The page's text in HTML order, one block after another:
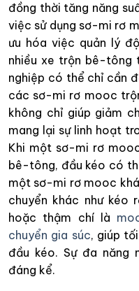
đồng thời tăng năng
việc sử dụng sơ-mi rơ
ưu hóa việc quản lý
nhiều xe trộn bê-tông
nghiệp có thể chỉ cần
các sơ-mi rơ mooc
không chỉ giúp giảm
mang lại sự linh hoạt
Khi một sơ-mi rơ
bê-tông, đầu kéo có
một sơ-mi rơ mooc
chuyển khác như kéo
hoặc thậm chí là
chuyển gia súc, giúp
đầu kéo. Sự đa năng
đáng kể.